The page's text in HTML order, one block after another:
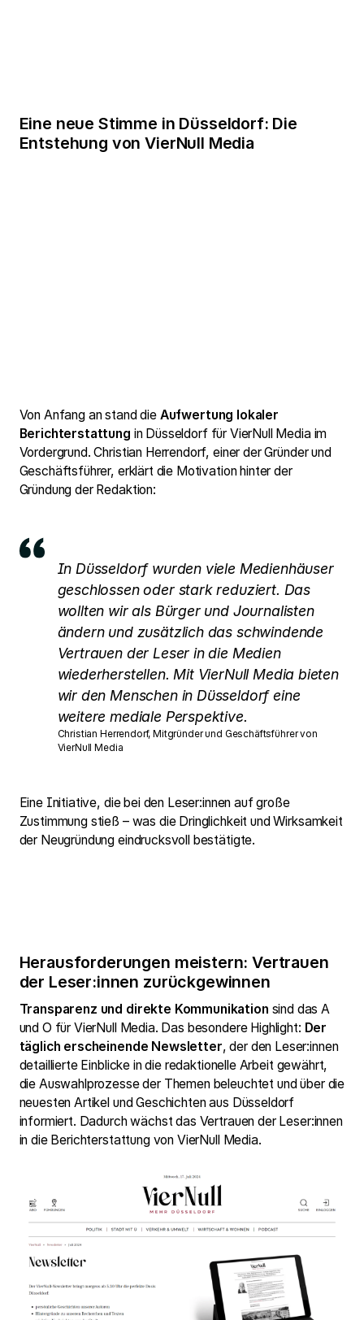
Eine neue Stimme in Düsseldorf: Die
Entstehung von VierNull Media
Von Anfang an stand die Aufwertung lokaler
Berichterstattung in Düsseldorf für VierNull Media im
Vordergrund. Christian Herrendorf, einer der Gründer und
Geschäftsführer, erklärt die Motivation hinter der
Gründung der Redaktion:
In Düsseldorf wurden viele Medienhäuser
geschlossen oder stark reduziert. Das
wollten wir als Bürger und Journalisten
ändern und zusätzlich das schwindende
Vertrauen der Leser in die Medien
wiederherstellen. Mit VierNull Media bieten
wir den Menschen in Düsseldorf eine
weitere mediale Perspektive.
Christian Herrendorf, Mitgründer und Geschäftsführer von
VierNull Media
Eine Initiative, die bei den Leser:innen auf große
Zustimmung stieß – was die Dringlichkeit und Wirksamkeit
der Neugründung eindrucksvoll bestätigte.
Herausforderungen meistern: Vertrauen
der Leser:innen zurückgewinnen
Transparenz und direkte Kommunikation sind das A
und O für VierNull Media. Das besondere Highlight: Der
täglich erscheinende Newsletter, der den Leser:innen
detaillierte Einblicke in die redaktionelle Arbeit gewährt,
die Auswahlprozesse der Themen beleuchtet und über die
neuesten Artikel und Geschichten aus Düsseldorf
informiert. Dadurch wächst das Vertrauen der Leser:innen
in die Berichterstattung von VierNull Media.